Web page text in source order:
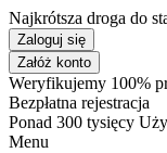
Najkrótsza droga do
Zaloguj się
Załóż konto
Weryfikujemy 100%
Bezpłatna rejestracja
Ponad 300 tysięcy
Menu